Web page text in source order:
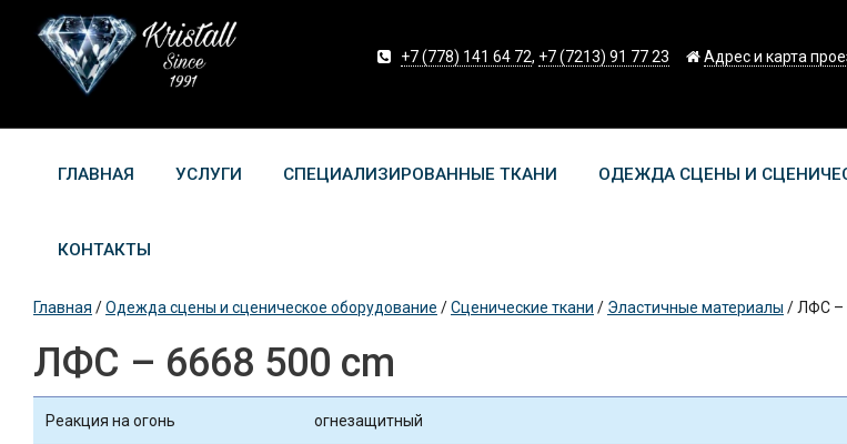
+7 (778) 141 64 72, +7 (7213) 91 77 23 Адрес и карта
ГЛАВНАЯ УСЛУГИ СПЕЦИАЛИЗИРОВАННЫЕ ТКАНИ ОДЕЖДА СЦЕНЫ И
КОНТАКТЫ
Главная /Одежда сцены и сценическое оборудование /Сценические ткани / Эластичные материалы / ЛФС –
ЛФС – 6668 500 cm
Реакция на огонь огнезащитный